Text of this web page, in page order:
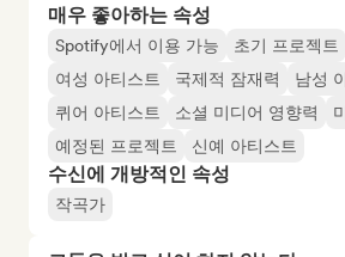
매우 좋아하는 속성
Spotify에서 이용 가능 초기 프로젝트
여성 아티스트
국제적 잠재력
남성
퀴어 아티스트
소셜 미디어 영향력
예정된 프로젝트
신예 아티스트
수신에 개방적인 속성
작곡가